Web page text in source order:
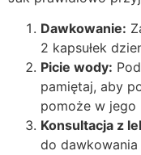
Dawkowanie:
2 kapsułek
Picie wody:
pamiętaj, aby
pomoże w jego
Konsultacja z
do